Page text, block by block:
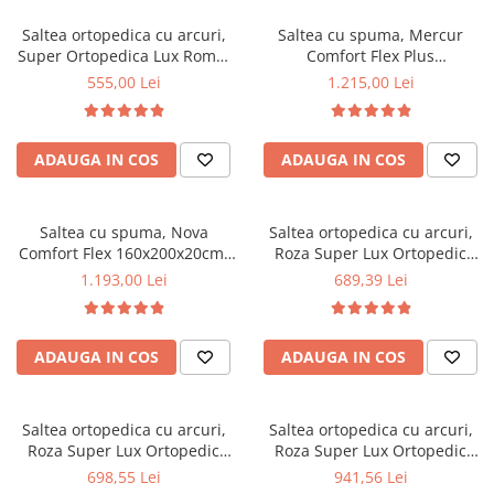
Top saltele 10 cm
Top saltele memory 5 cm
Top saltele MemoHR 6.5 cm
Saltele ieftine
Saltele cu plasa de arcuri
Saltele cu spuma
Mobilier bucatarie
Mese bucatarie
Scaune pentru bucatarie
Mobila bucatarie
Seturi mese si scaune bucatarie
Mobila hol
Suporturi si rafturi pantofi
Portmantouri
Pantofare
Seturi mobilier hol
Stender haine
Etajere
Cuiere
Mobilier gradinita
Saltea ortopedica cu arcuri,
Super Ortopedica Lux Roma,
90x200x23cm, fermitate tare,
vara-iarna, sistem aerisire
perimetral, Saltex
555,00 Lei
ADAUGA IN COS
Saltea cu spuma, Mercur
Comfort Flex Plus
140x200x20cm, fermitate
hipoalergenica, husa
detasabila, Saltsib
1.215,00 Lei
ADAUGA IN COS
Saltea cu spuma, Nova
Comfort Flex 160x200x20cm,
fermitate tare,
detasabila, Saltsib
1.193,00 Lei
ADAUGA IN COS
Saltea ortopedica cu arcuri,
Roza Super Lux Ortopedic
120x190x25cm, fermitate
arcuri Bonell,reversibila,
banda de aerisire spaceair,
greutate maxima sustinuta
100 kg/utilizator, Salt Confort
689,39 Lei
ADAUGA IN COS
Saltea ortopedica cu arcuri,
Roza Super Lux Ortopedic
120x200x25cm, fermitate
698,55 Lei
Saltea ortopedica cu arcuri,
Roza Super Lux Ortopedic
160x190x25cm, fermitate
941,56 Lei